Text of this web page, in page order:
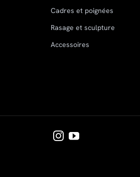
Cadres et poignées
Rasage et sculpture
Accessoires